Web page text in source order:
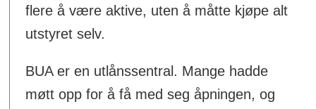
flere å være aktive, uten å måtte kjøpe alt
utstyret selv.
BUA er en utlånssentral. Mange hadde
møtt opp for å få med seg åpningen, og